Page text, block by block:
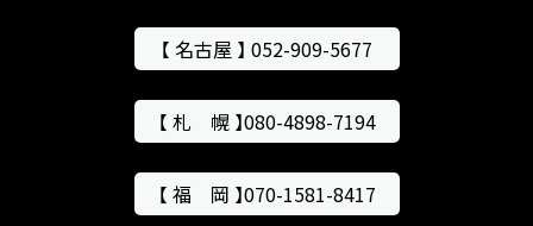
【 名古屋 】 052-909-5677
【 札 幌 】080-4898-7194
【 福 岡 】070-1581-8417